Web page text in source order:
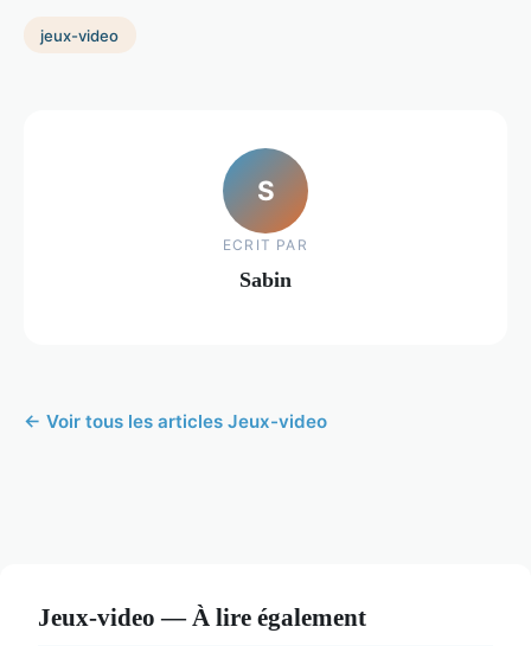
jeux-video
S
ECRIT PAR
Sabin
← Voir tous les articles Jeux-video
Jeux-video — À lire également